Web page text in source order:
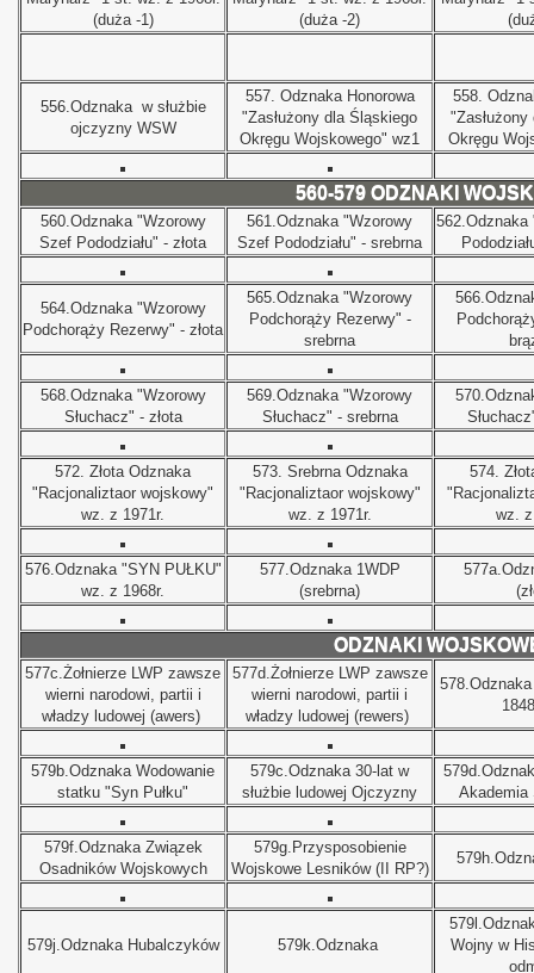
(duża -1)
(duża -2)
556.Odznaka w służbie
ojczyzny WSW
557. Odznaka Honorowa
"Zasłużony dla Śląskiego
Okręgu Wojskowego" wz1
558.
Okręgu
560-579 ODZNAKI
560.Odznaka "Wzorowy
Szef Pododziału" - złota
561.Odznaka "Wzorowy
Szef Pododziału" - srebrna
562.Odznaka
564.Odznaka "Wzorowy
Podchorąży Rezerwy" - złota
565.Odznaka "Wzorowy
Podchorąży Rezerwy" -
srebrna
568.Odznaka "Wzorowy
Słuchacz" - złota
569.Odznaka "Wzorowy
Słuchacz" - srebrna
570.
572. Złota Odznaka
"Racjonaliztaor wojskowy"
wz. z 1971r.
573. Srebrna Odznaka
"Racjonaliztaor wojskowy"
wz. z 1971r.
574.
wz.
576.Odznaka "SYN PUŁKU"
wz. z 1968r.
577.Odznaka 1WDP
(srebrna)
577a.
ODZNAKI
577c.Żołnierze LWP zawsze
wierni narodowi, partii i
władzy ludowej (awers)
577d.Żołnierze LWP zawsze
wierni narodowi, partii i
władzy ludowej (rewers)
578.
579b.Odznaka Wodowanie
statku "Syn Pułku"
579c.Odznaka 30-lat w
służbie ludowej Ojczyzny
579d.
Akademia
579f.Odznaka Związek
Osadników Wojskowych
579g.Przysposobienie
Wojskowe Lesników (II RP?)
579h.
579j.Odznaka Hubalczyków 579k.Odznaka
579l.
Wojny w